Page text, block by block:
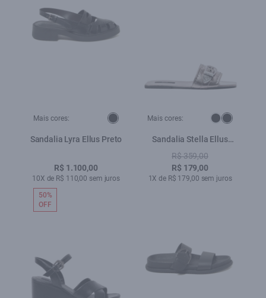
Mais cores:
Sandalia Lyra Ellus Preto
R$ 1.100,00
10X de R$ 110,00 sem juros
Mais cores:
Sandalia Stella Ellus
Prata Velha
R$ 359,00
R$ 179,00
1X de R$ 179,00 sem juros
50%
OFF